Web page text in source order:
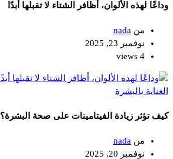
وداعًا لهذه الألوان، أظافر الشتاء لا تقبلها أبدًا
من nada
نوفمبر 23, 2025
4 views
العناية بالبشرة
كيف تؤثر زيادة الفيتامينات على صحة البشرة؟
من nada
نوفمبر 20, 2025